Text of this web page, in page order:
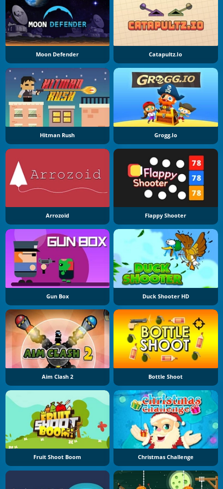
Moon Defender Catapultz.io
Hitman Rush Grogg.io
Arrozoid Flappy Shooter
Gun Box Duck Shooter HD
Aim Clash 2 Bottle Shoot
Fruit Shoot Boom Christmas Challenge